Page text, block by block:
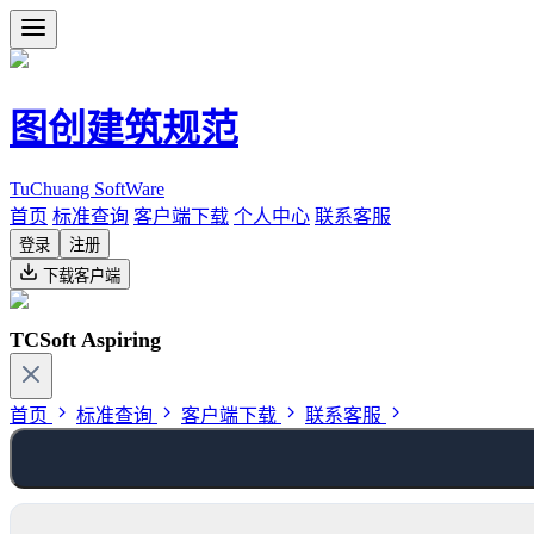
图创建筑规范
TuChuang SoftWare
首页 标准查询 客户端下载 个人中心 联系客服
登录
注册
下载客户端
TCSoft Aspiring
首页 标准查询 客户端下载 联系客服